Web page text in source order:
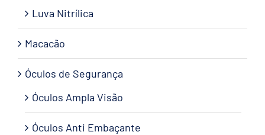
Luva Nitrílica
Macacão
Óculos de Segurança
Óculos Ampla Visão
Óculos Anti Embaçante